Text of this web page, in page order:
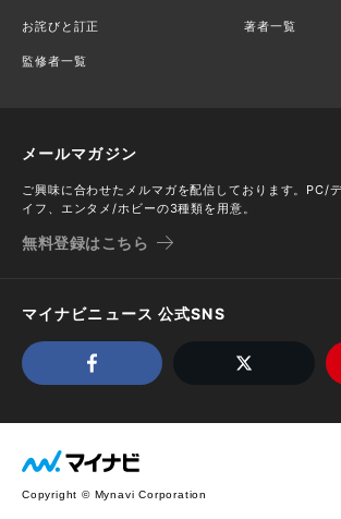
お詫びと訂正 著者一覧
監修者一覧
メールマガジン
ご興味に合わせたメルマガを配信しております。PC/
イフ、エンタメ/ホビーの3種類を用意。
無料登録はこちら
マイナビニュース 公式SNS
Copyright © Mynavi Corporation